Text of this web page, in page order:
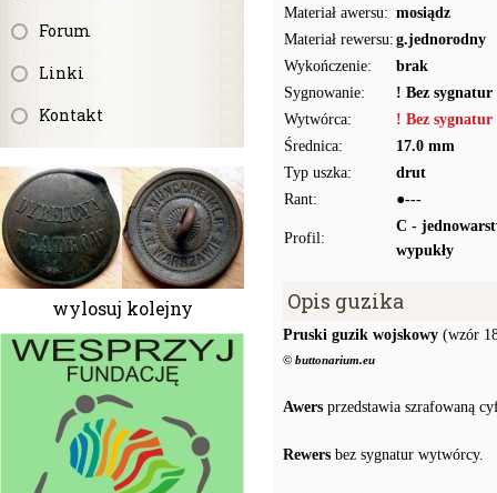
Forum
Linki
Kontakt
wylosuj kolejny
Materiał awersu: mosiądz
Materiał rewersu: g.jednorodny
Wykończenie:
brak
Sygnowanie:
! Bez
Wytwórca:
! Bez
Średnica:
17.0 mm
Typ uszka:
drut
Rant:
●---
Profil:
C -
wypukły
Opis guzika
Pruski guzik wojskowy (wzór
© buttonarium.eu
Awers przedstawia szrafowaną
Rewers bez sygnatur wytwórcy.